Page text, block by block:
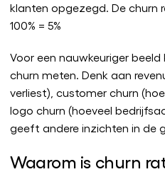
klanten opgezegd. De churn
100% = 5%
Voor een nauwkeuriger
churn meten. Denk aan
verliest), customer churn
logo churn (hoeveel
geeft andere inzichten in de
Waarom is churn